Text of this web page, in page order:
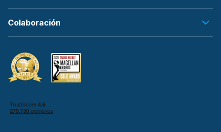
Colaboración